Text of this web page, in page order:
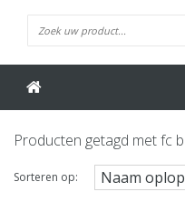
Producten getagd met fc
Sorteren op: